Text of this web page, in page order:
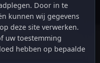
2.0: Een
Door in te
kunnen wij gegevens
deze site verwerken.
uw toestemming
hebben op bepaalde